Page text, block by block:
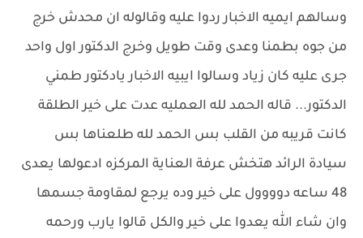
وسالهم ايميه الاخبار ردوا عليه وقالوله ان محدش خرج
من جوه بطمنا وعدى وقت طويل وخرج الدكتور اول واحد
جرى عليه كان زياد وسالوا ايبيه الاخبار يادكتور طمني
الدكتور... قاله الحمد لله العمليه عدت على خير الطلقة
كانت قريبه من القلب بس الحمد لله طلعناها بس
سيادة الرائد هتخش عرفة العناية المركزه ادعولها يعدى
48 ساعه دوووول على خير وده يرجع لمقاومة جسمها
وان شاء الله يعدوا على خير والكل قالوا يارب ورحمه